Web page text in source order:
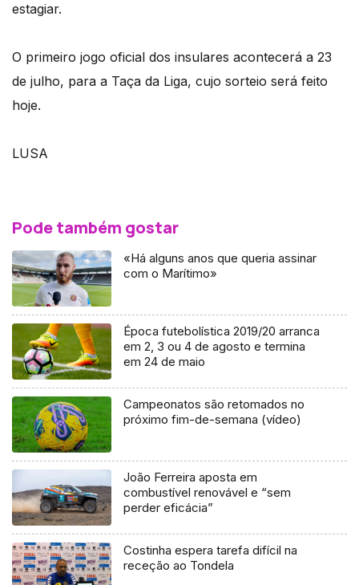
estagiar.
O primeiro jogo oficial dos insulares acontecerá a 23
de julho, para a Taça da Liga, cujo sorteio será feito
hoje.
LUSA
Pode também gostar
«Há alguns anos que queria assinar
com o Marítimo»
Época futebolística 2019/20 arranca
em 2, 3 ou 4 de agosto e termina
em 24 de maio
Campeonatos são retomados no
próximo fim-de-semana (vídeo)
João Ferreira aposta em
combustível renovável e “sem
perder eficácia”
Costinha espera tarefa difícil na
receção ao Tondela